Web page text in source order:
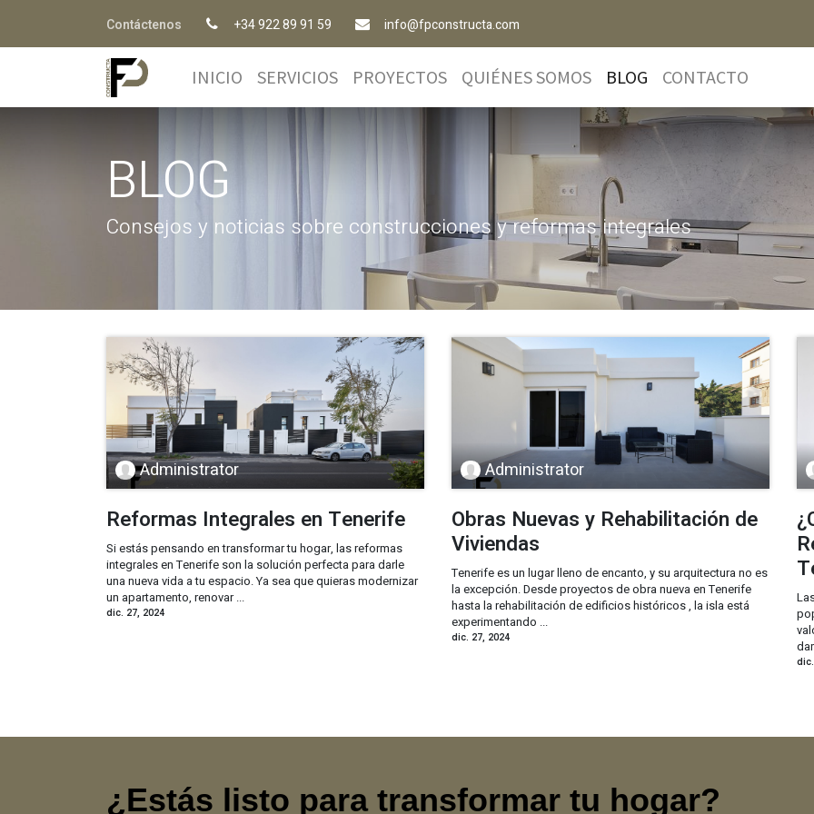
Contáctenos +34 922 89 91 59 info@fpconstructa.com
INICIO SERVICIOS PROYECTOS QUIÉNES SOMOS BLOG CONTACTO
BLOG
Consejos y noticias sobre construcciones y reformas integrales
Administrator
Reformas Integrales en Tenerife
Si estás pensando en transformar tu hogar, las reformas
integrales en Tenerife son la solución perfecta para darle
una nueva vida a tu espacio. Ya sea que quieras modernizar
un apartamento, renovar ...
dic. 27, 2024
Administrator
Obras Nuevas y Rehabilitación de
Viviendas
Tenerife es un lugar lleno de encanto, y su arquitectura no es
la excepción. Desde proyectos de obra nueva en Tenerife
hasta la rehabilitación de edificios históricos , la isla está
experimentando ...
dic. 27, 2024
¿Estás listo para transformar tu hogar?